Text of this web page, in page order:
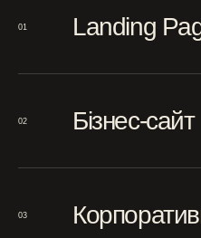
01 Landing
02 Бізнес-сайт
03